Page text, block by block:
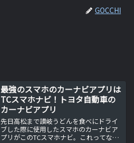
GOCCHI
最強のスマホのカーナビアプリは
TCスマホナビ！トヨタ自動車の
カーナビアプリ
先日高松まで讃岐うどんを食べにドライ
ブした際に使用したスマホのカーナビア
プリがこのTCスマホナビ。これってなん